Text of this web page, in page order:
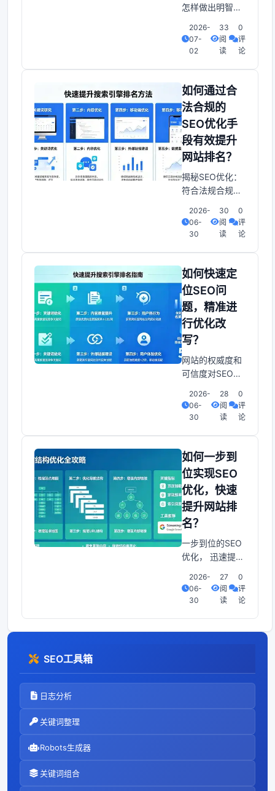
你的网站
怎样做出明智决
优化技巧 SEO已
经成为企业和个
十分沉关键武
器。只是许更多
人在面对SEO投
资项目时仍然感
到困惑：到底应
当怎样投入？哪
正有效的呃？本
文将带你探索
SEO投资项
2026-
07-
02
33
阅
读
0
评
论
如何通过合
法合规的
SEO优化手
段有效提升
网站排名？
揭秘SEO优化：
符合法规合规，
道SEO优化扮演
着至关十分沉关
排名那么简洁，
更是关乎网站在
搜索引擎中的可
见度和用户体
验。 本质上... 那
么SEO优化有没
规？它又是怎样
协助网站提升排
名的
2026-
06-
30
30
阅
读
0
评
论
如何快速定
位SEO问
题，精准进
行优化改
写？
网站的权威度和
可信度对SEO排
键。我们能够通
过建立较高质量
提升网站的权威
度； 坦白说... 同
时也，提供给优
质的内容，让用
户对网站产生信
赖感；定期更崭
站活跃度，也是
提升可信度的有
效方
2026-
06-
30
28
阅
读
0
评
论
如何一步到
位实现SEO
优化，快速
提升网站排
名？
一步到位的SEO
优化， 迅速提升
拥有一个较高排
名的网站对于企
2026-
06-
30
27
阅
读
0
评
论
SEO工具箱
日志分析
关键词整理
Robots生成器
关键词组合